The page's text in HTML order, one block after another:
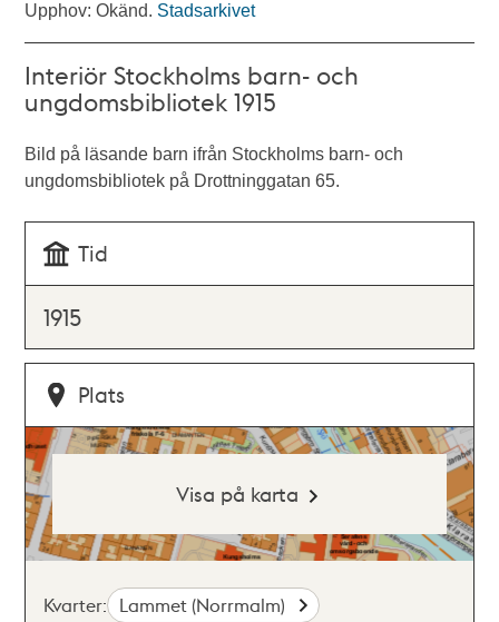
Upphov: Okänd. Stadsarkivet
Interiör Stockholms barn- och
ungdomsbibliotek 1915
Bild på läsande barn ifrån Stockholms barn- och
ungdomsbibliotek på Drottninggatan 65.
Tid
1915
Plats
Visa på karta
Kvarter: Lammet (Norrmalm)